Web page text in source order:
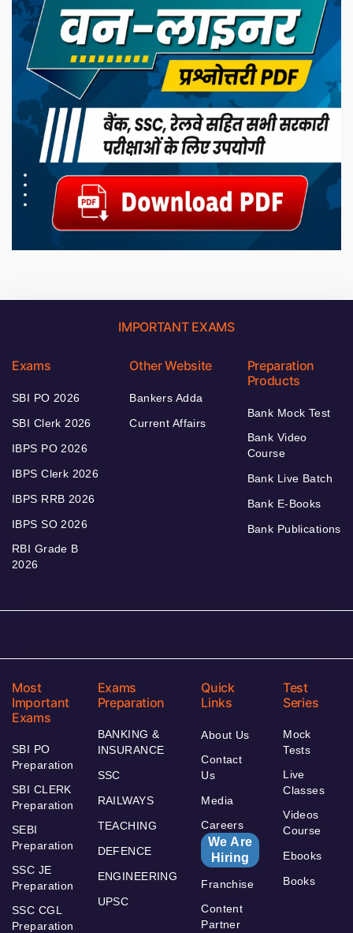
IMPORTANT EXAMS
Exams
SBI PO 2026
SBI Clerk 2026
IBPS PO 2026
IBPS Clerk 2026
IBPS RRB 2026
IBPS SO 2026
RBI Grade B
2026
Other Website
Bankers Adda
Current Affairs
Preparation
Products
Bank Mock Test
Bank Video
Course
Bank Live Batch
Bank E-Books
Bank Publications
Most
Important
Exams
SBI PO
Preparation
SBI CLERK
Preparation
SEBI
Preparation
SSC JE
Preparation
SSC CGL
Preparation
Exams
Preparation
BANKING &
INSURANCE
SSC
RAILWAYS
TEACHING
DEFENCE
ENGINEERING
UPSC
Quick
Links
About Us
Contact
Us
Media
Careers
We Are
Hiring
Franchise
Content
Partner
Test
Series
Mock
Tests
Live
Classes
Videos
Course
Ebooks
Books